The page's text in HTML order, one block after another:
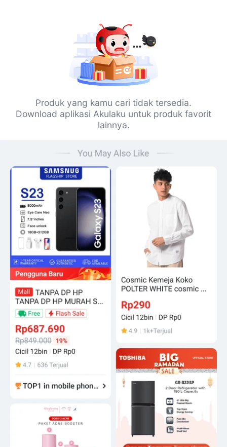
Produk yang kamu cari tidak tersedia.
Download aplikasi Akulaku untuk produk favorit
lainnya.